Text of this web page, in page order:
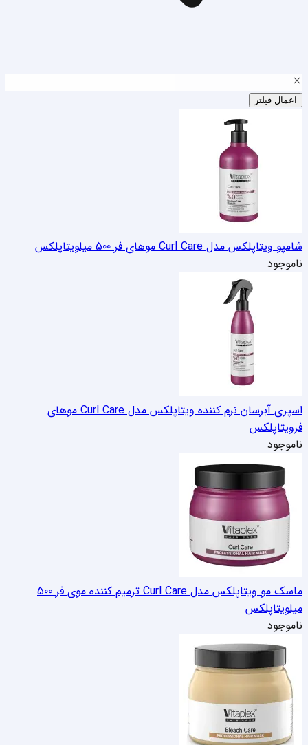
اعمال فیلتر
شامپو ویتاپلکس مدل Curl Care موهای فر 500 میل
ویتاپلکس
ناموجود
اسپری آبرسان نرم کننده ویتاپلکس مدل Curl Care موهای
فرویتاپلکس
ناموجود
ماسک مو ویتاپلکس مدل Curl Care ترمیم کننده موی فر 500
میلویتاپلکس
ناموجود